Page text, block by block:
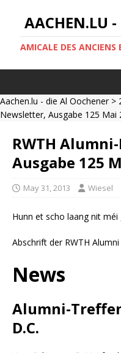
AACHEN.LU -
AMICALE DES
Aachen.lu - die Al Oochener>
Newsletter, Ausgabe 125 Mai
RWTH
Ausgabe 125
May 31, 2013 Wiesel
Hunn et scho laang nit
Abschrift der RWTH
News
Alumni-
D.C.